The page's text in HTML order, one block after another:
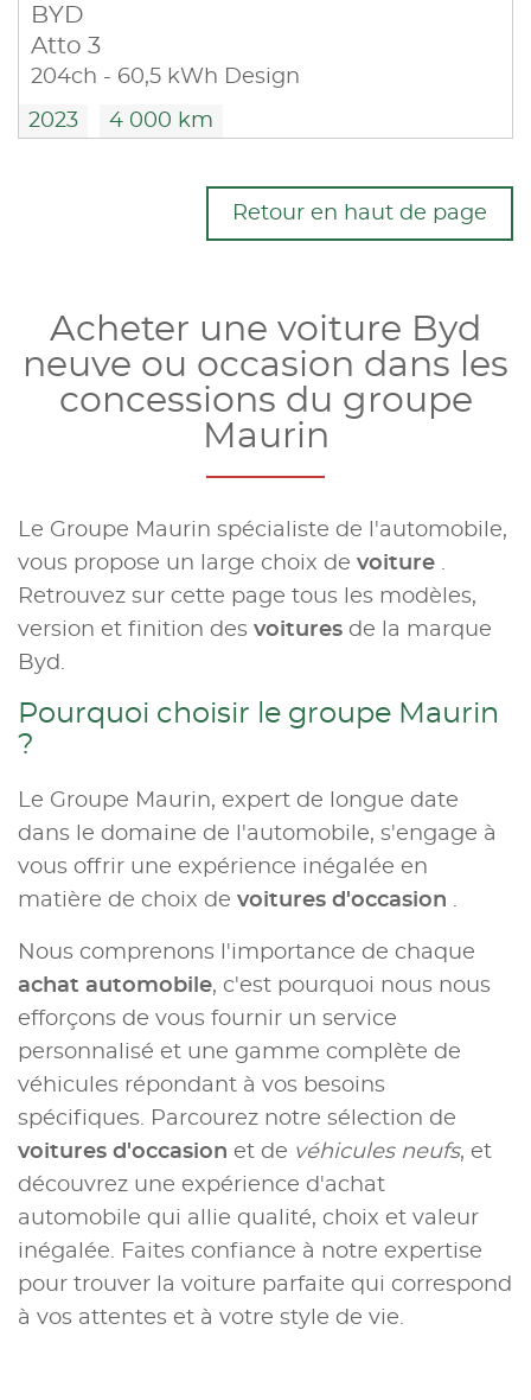
BYD
Atto 3
204ch - 60,5 kWh Design
2023 4 000 km
Retour en haut de page
Acheter une voiture Byd
neuve ou occasion dans les
concessions du groupe
Maurin
Le Groupe Maurin spécialiste de l'automobile,
vous propose un large choix de voiture .
Retrouvez sur cette page tous les modèles,
version et finition des voitures de la marque
Byd.
Pourquoi choisir le groupe Maurin
?
Le Groupe Maurin, expert de longue date
dans le domaine de l'automobile, s'engage à
vous offrir une expérience inégalée en
matière de choix de voitures d'occasion .
Nous comprenons l'importance de chaque
achat automobile, c'est pourquoi nous nous
efforçons de vous fournir un service
personnalisé et une gamme complète de
véhicules répondant à vos besoins
spécifiques. Parcourez notre sélection de
voitures d'occasion et de véhicules neufs, et
découvrez une expérience d'achat
automobile qui allie qualité, choix et valeur
inégalée. Faites confiance à notre expertise
pour trouver la voiture parfaite qui correspond
à vos attentes et à votre style de vie.